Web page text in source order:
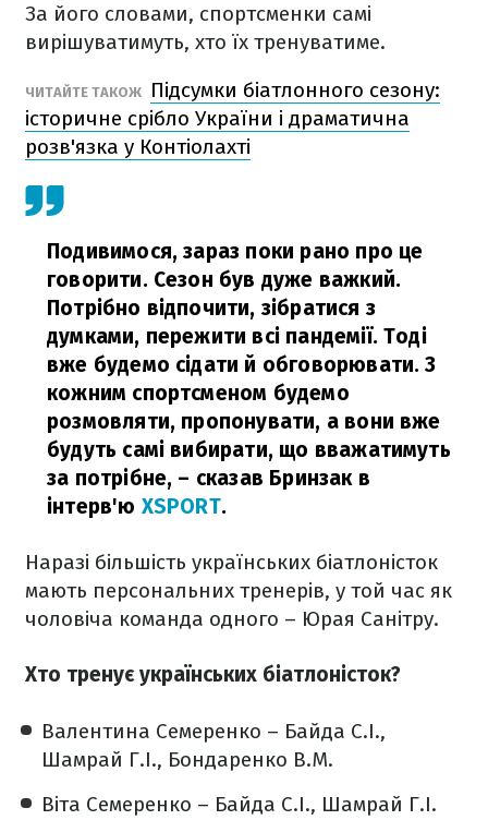
За його словами, спортсменки самі
вирішуватимуть, хто їх тренуватиме.
ЧИТАЙТЕ ТАКОЖ
Підсумки біатлонного сезону:
історичне срібло України і драматична
розв'язка у Контіолахті
Подивимося, зараз поки рано про це
говорити. Сезон був дуже важкий.
Потрібно відпочити, зібратися з
думками, пережити всі пандемії. Тоді
вже будемо сідати й обговорювати. З
кожним спортсменом будемо
розмовляти, пропонувати, а вони вже
будуть самі вибирати, що вважатимуть
за потрібне, – сказав Бринзак в
інтерв'ю XSPORT.
Наразі більшість українських біатлоністок
мають персональних тренерів, у той час як
чоловіча команда одного – Юрая Санітру.
Хто тренує українських біатлоністок?
Валентина Семеренко – Байда С.І.,
Шамрай Г.І., Бондаренко В.М.
Віта Семеренко – Байда С.І., Шамрай Г.І.